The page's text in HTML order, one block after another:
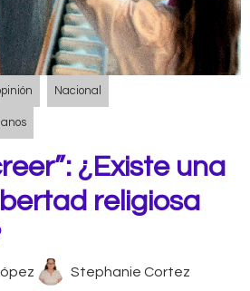
Nacional
¿Existe una
religiosa
Stephanie Cortez